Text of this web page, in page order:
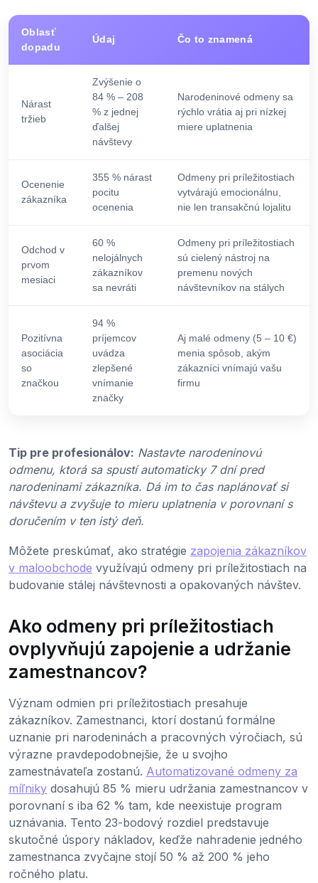
Oblasť
dopadu
Údaj Čo to znamená
Nárast
tržieb
Zvýšenie o
84 % – 208
% z jednej
ďalšej
návštevy
Narodeninové odmeny sa
rýchlo vrátia aj pri nízkej
miere uplatnenia
Ocenenie
zákazníka
355 % nárast
pocitu
ocenenia
Odmeny pri príležitostiach
vytvárajú emocionálnu,
nie len transakčnú lojalitu
Odchod v
prvom
mesiaci
60 %
nelojálnych
zákazníkov
sa nevráti
Odmeny pri príležitostiach
sú cielený nástroj na
premenu nových
návštevníkov na stálych
Pozitívna
asociácia
so
značkou
94 %
príjemcov
uvádza
zlepšené
vnímanie
značky
Aj malé odmeny (5 – 10 €)
menia spôsob, akým
zákazníci vnímajú vašu
firmu
Tip pre profesionálov: Nastavte narodeninovú
odmenu, ktorá sa spustí automaticky 7 dní pred
narodeninami zákazníka. Dá im to čas naplánovať si
návštevu a zvyšuje to mieru uplatnenia v porovnaní s
doručením v ten istý deň.
Môžete preskúmať, ako stratégie zapojenia zákazníkov
v maloobchode využívajú odmeny pri príležitostiach na
budovanie stálej návštevnosti a opakovaných návštev.
Ako odmeny pri príležitostiach
ovplyvňujú zapojenie a udržanie
zamestnancov?
Význam odmien pri príležitostiach presahuje
zákazníkov. Zamestnanci, ktorí dostanú formálne
uznanie pri narodeninách a pracovných výročiach, sú
výrazne pravdepodobnejšie, že u svojho
zamestnávateľa zostanú. Automatizované odmeny za
míľniky dosahujú 85 % mieru udržania zamestnancov v
porovnaní s iba 62 % tam, kde neexistuje program
uznávania. Tento 23-bodový rozdiel predstavuje
skutočné úspory nákladov, keďže nahradenie jedného
zamestnanca zvyčajne stojí 50 % až 200 % jeho
ročného platu.